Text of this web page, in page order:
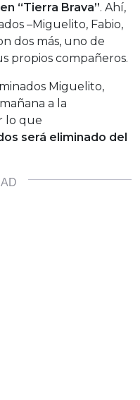
“Tierra Brava”. Ahí,
–Miguelito, Fabio,
dos más, uno de
propios compañeros.
Miguelito,
a la
lo que
será eliminado del